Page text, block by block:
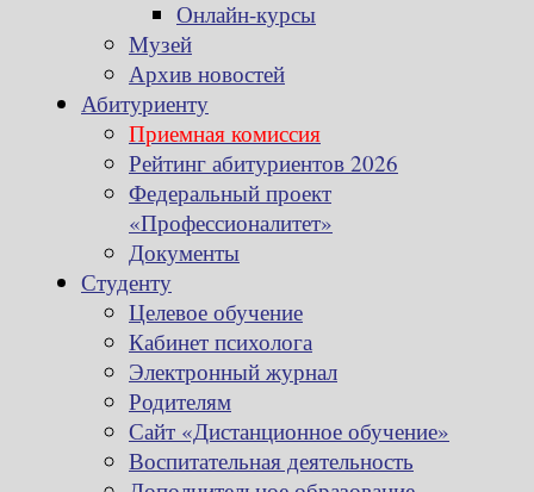
Онлайн-курсы
Музей
Архив новостей
Абитуриенту
Приемная комиссия
Рейтинг абитуриентов 2026
Федеральный проект
«Профессионалитет»
Документы
Студенту
Целевое обучение
Кабинет психолога
Электронный журнал
Родителям
Сайт «Дистанционное обучение»
Воспитательная деятельность